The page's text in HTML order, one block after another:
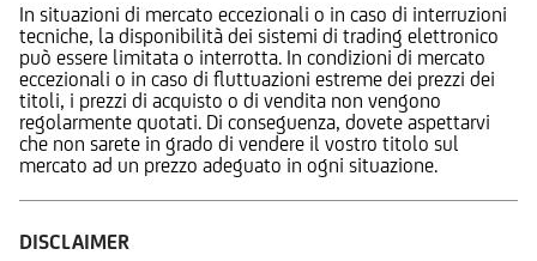
In situazioni di mercato eccezionali o in caso di interruzioni
tecniche, la disponibilità dei sistemi di trading elettronico
può essere limitata o interrotta. In condizioni di mercato
eccezionali o in caso di fluttuazioni estreme dei prezzi dei
titoli, i prezzi di acquisto o di vendita non vengono
regolarmente quotati. Di conseguenza, dovete aspettarvi
che non sarete in grado di vendere il vostro titolo sul
mercato ad un prezzo adeguato in ogni situazione.
DISCLAIMER